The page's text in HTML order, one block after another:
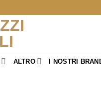
ALTRO I NOSTRI